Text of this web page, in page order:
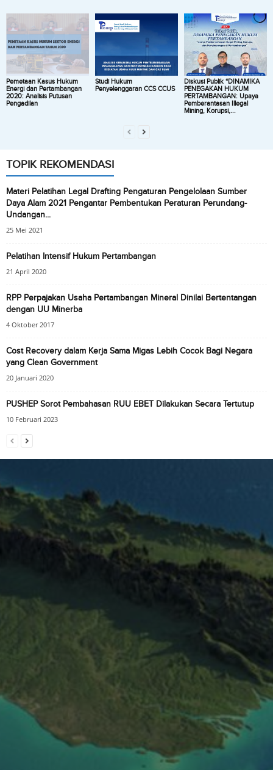
Pemetaan Kasus Hukum
Energi dan Pertambangan
2020: Analisis Putusan
Pengadilan
Studi Hukum
Penyelenggaran CCS CCUS
Diskusi Publik “DINAMIKA
PENEGAKAN HUKUM
PERTAMBANGAN: Upaya
Pemberantasan Illegal
Mining, Korupsi,...
TOPIK REKOMENDASI
Materi Pelatihan Legal Drafting Pengaturan Pengelolaan Sumber
Daya Alam 2021 Pengantar Pembentukan Peraturan Perundang-
Undangan...
25 Mei 2021
Pelatihan Intensif Hukum Pertambangan
21 April 2020
RPP Perpajakan Usaha Pertambangan Mineral Dinilai Bertentangan
dengan UU Minerba
4 Oktober 2017
Cost Recovery dalam Kerja Sama Migas Lebih Cocok Bagi Negara
yang Clean Government
20 Januari 2020
PUSHEP Sorot Pembahasan RUU EBET Dilakukan Secara Tertutup
10 Februari 2023